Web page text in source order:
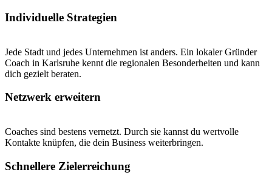
Individuelle Strategien
Jede Stadt und jedes Unternehmen ist anders. Ein lokaler Gründer
Coach in Karlsruhe kennt die regionalen Besonderheiten und kann
dich gezielt beraten.
Netzwerk erweitern
Coaches sind bestens vernetzt. Durch sie kannst du wertvolle
Kontakte knüpfen, die dein Business weiterbringen.
Schnellere Zielerreichung